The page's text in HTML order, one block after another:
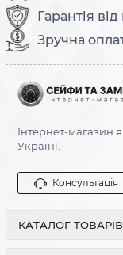
Гарантія
Зручна
Інтернет-магазин
Україні.
Консультація
КАТАЛОГ ТОВАРІВ